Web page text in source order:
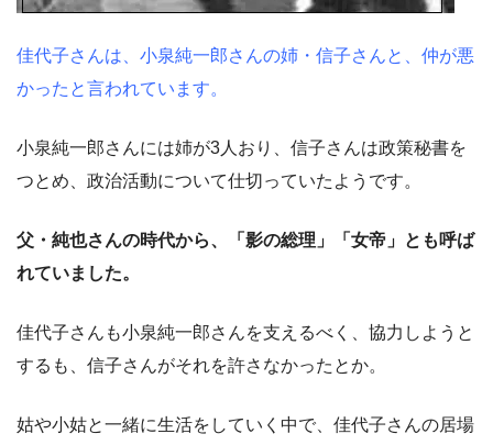
佳代子さんは、小泉純一郎さんの姉・信子さんと、仲が悪
かったと言われています。
小泉純一郎さんには姉が3人おり、信子さんは政策秘書を
つとめ、政治活動について仕切っていたようです。
父・純也さんの時代から、「影の総理」「女帝」とも呼ば
れていました。
佳代子さんも小泉純一郎さんを支えるべく、協力しようと
するも、信子さんがそれを許さなかったとか。
姑や小姑と一緒に生活をしていく中で、佳代子さんの居場